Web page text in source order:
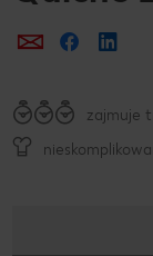
Prześlij e-
zajmuje